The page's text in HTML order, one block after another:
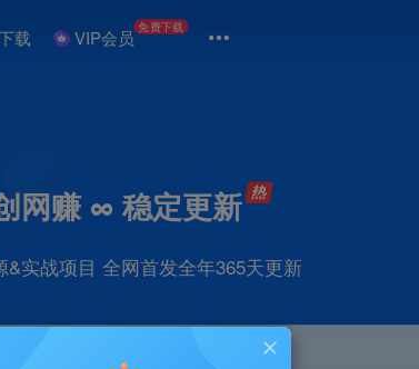
载 VIP会员 免费下载
网赚 ∞ 稳定更新
&实战项目 全网首发全年365天更新